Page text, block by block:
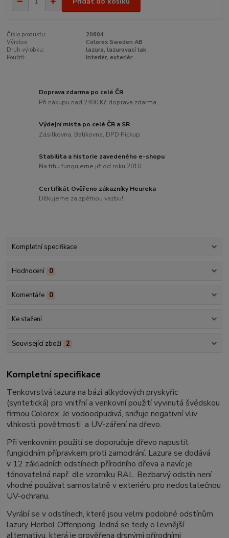
Číslo produktu:
20604
Výrobce:
Colorex Sweden AB
Druh výrobku:
lazura, lazurovací lak
Použití:
interiér, exteriér
Doprava zdarma po celé ČR
Při nákupu nad 2400 Kč doprava zdarma.
Výdejní místa po celé ČR a SR
Zásilkovna, Balíkovna, DPD Pickup.
Stabilita a historie zavedeného e-shopu
Na trhu fungujeme již od roku 2010.
Certifikát Ověřeno zákazníky Heureka
Děkujeme za zpětnou vazbu!
Kompletní specifikace
Hodnocení 0
Komentáře 0
Ke stažení
Související zboží 2
Kompletní specifikace
Tenkovrstvá lazura na bázi alkydových pryskyřic
(syntetická) pro vnitřní a venkovní použití vyvinutá švédskou
firmou Colorex. Je vodoodpudivá, snižuje negativní vliv
vlhkosti, povětrnosti a UV-záření na dřevo.
Při venkovním použití se doporučuje dřevo napustit
fungicidním přípravkem proti zamodrání. Lazura se dodává
v 12 základních odstínech přírodního dřeva a navíc je
tónovatelná např. dle vzorníku RAL. Bezbarvý odstín není
vhodné používat samostatně v exteriéru pro nedostatečnou
UV-ochranu.
Vyrábí se v odstínech, které jsou velmi podobné odstínům
lazury Herbol Offenporig. Jedná se tedy o levnější
alternativu, která je prověřena drsnými přírodními